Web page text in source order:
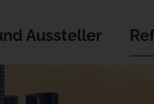
Aussteller